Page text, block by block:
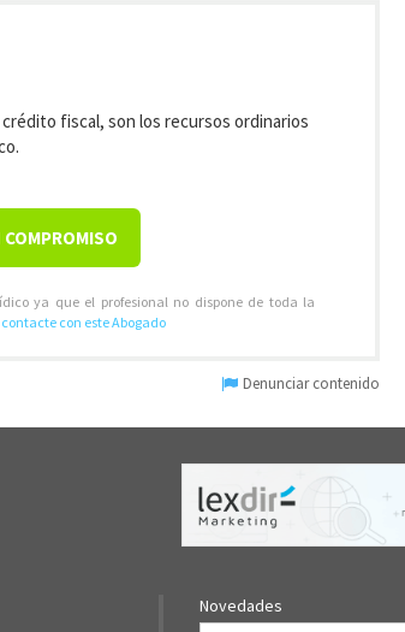
fiscal, son los recursos ordinarios
ya que el profesional no dispone de toda la
contacte con este Abogado
Denunciar contenido
Novedades